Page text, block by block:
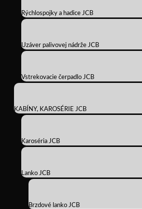
Rýchlospojky a hadice JCB
Uzáver palivovej nádrže JCB
Vstrekovacie čerpadlo JCB
KABÍNY, KAROSÉRIE JCB
Karoséria JCB
Lanko JCB
Brzdové lanko JCB